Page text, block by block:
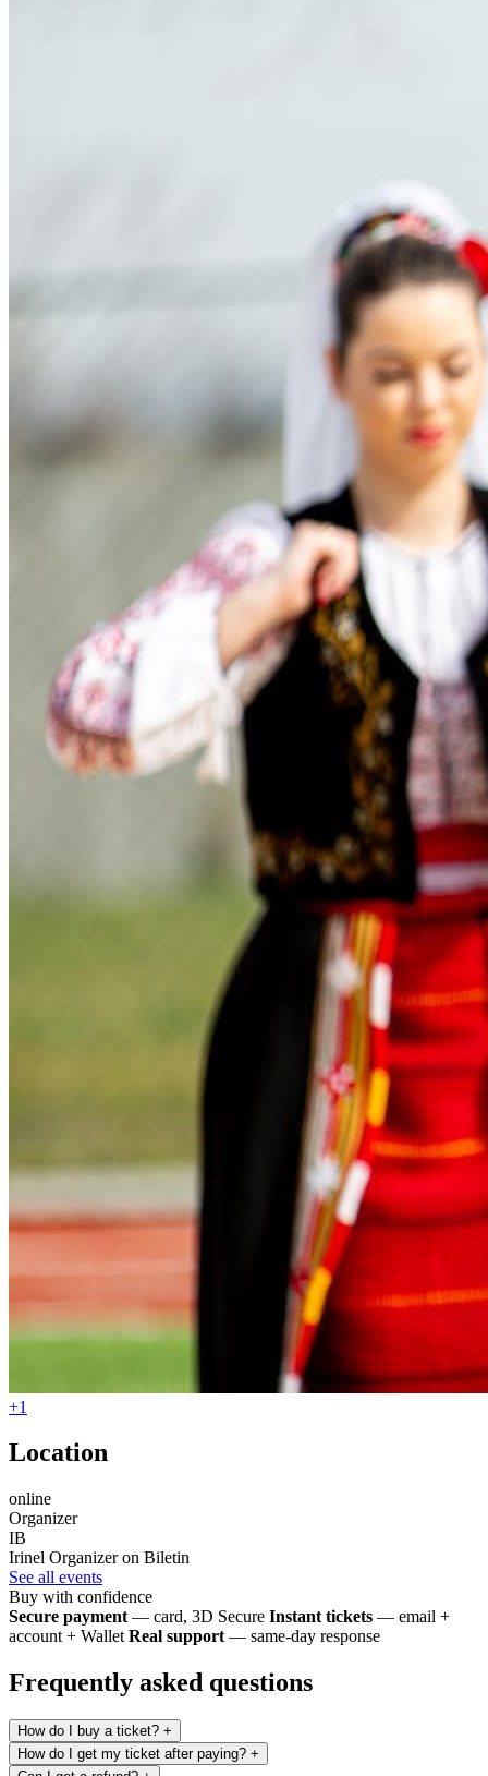
+1
Location
online
Organizer
IB
Irinel Organizer on Biletin
See all events
Buy with confidence
Secure payment — card, 3D Secure Instant tickets — email +
account + Wallet Real support — same-day response
Frequently asked questions
How do I buy a ticket? +
How do I get my ticket after paying? +